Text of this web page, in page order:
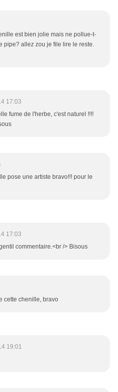
est bien jolie mais ne pollue-t-
pipe? allez zou je file lire le reste.
17:03
fume de l'herbe, c'est naturel !!!!
pose une artiste bravo!!! pour le
17:03
commentaire.<br /> Bisous
cette chenille, bravo
19:01